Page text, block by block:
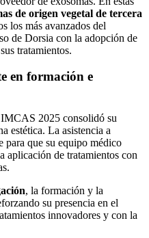
de origen vegetal de tercera
los más avanzados del
de Dorsia con la adopción de
tratamientos.
en formación e
2025 consolidó su
estética. La asistencia a
para que su equipo médico
aplicación de tratamientos con
, la formación y la
su presencia en el
innovadores y con la